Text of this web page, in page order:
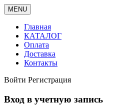
MENU
Главная
КАТАЛОГ
Оплата
Доставка
Контакты
Войти Регистрация
Вход в учетную запись